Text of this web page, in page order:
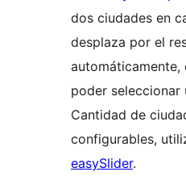
dos ciudades en
desplaza por el
poder seleccionar
Cantidad de
configurables,
easySlider.